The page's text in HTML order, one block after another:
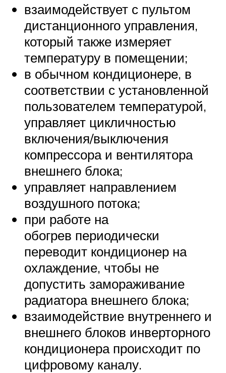
взаимодействует с пультом
дистанционного управления,
который также измеряет
температуру в помещении;
в обычном кондиционере, в
соответствии с установленной
пользователем температурой,
управляет цикличностью
включения/выключения
компрессора и вентилятора
внешнего блока;
управляет направлением
воздушного потока;
при работе на
обогрев периодически
переводит кондиционер на
охлаждение, чтобы не
допустить замораживание
радиатора внешнего блока;
взаимодействие внутреннего и
внешнего блоков инверторного
кондиционера происходит по
цифровому каналу.